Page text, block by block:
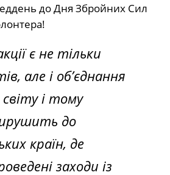
до Дня Збройних Сил
є не тільки
але і об’єднання
світу і тому
до
країн, де
заходи із